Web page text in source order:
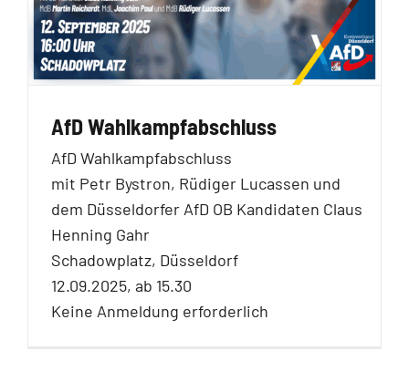
AfD Wahlkampfabschluss
AfD Wahlkampfabschluss
mit Petr Bystron, Rüdiger Lucassen und
dem Düsseldorfer AfD OB Kandidaten Claus
Henning Gahr
Schadowplatz, Düsseldorf
12.09.2025, ab 15.30
Keine Anmeldung erforderlich